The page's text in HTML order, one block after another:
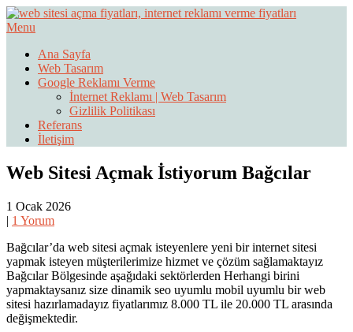
Skip
to
Web Sitesi Açma, İnternet Sitesi
Fiyatları
Menu
Ana Sayfa
Web Tasarım
Google Reklamı Verme
İnternet Reklamı | Web Tasarım
Gizlilik Politikası
Referans
İletişim
Web Sitesi Açmak İstiyorum Bağcılar
1 Ocak 2026
| 1 Yorum
Bağcılar’da web sitesi açmak isteyenlere yeni bir internet sitesi
yapmak isteyen müşterilerimize hizmet ve çözüm sağlamaktayız
Bağcılar Bölgesinde aşağıdaki sektörlerden Herhangi birini
yapmaktaysanız size dinamik seo uyumlu mobil uyumlu bir web
sitesi hazırlamadayız fiyatlarımız 8.000 TL ile 20.000 TL arasında
değişmektedir.